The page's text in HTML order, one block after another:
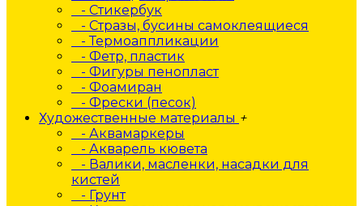
- Стикербук
- Стразы, бусины самоклеящиеся
- Термоаппликации
- Фетр, пластик
- Фигуры пенопласт
- Фоамиран
- Фрески (песок)
Художественные материалы +
- Аквамаркеры
- Акварель кювета
- Валики, масленки, насадки для
кистей
- Грунт